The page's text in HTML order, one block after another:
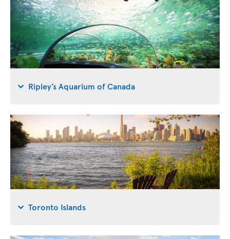
Ripley’s Aquarium of Canada
Toronto Islands